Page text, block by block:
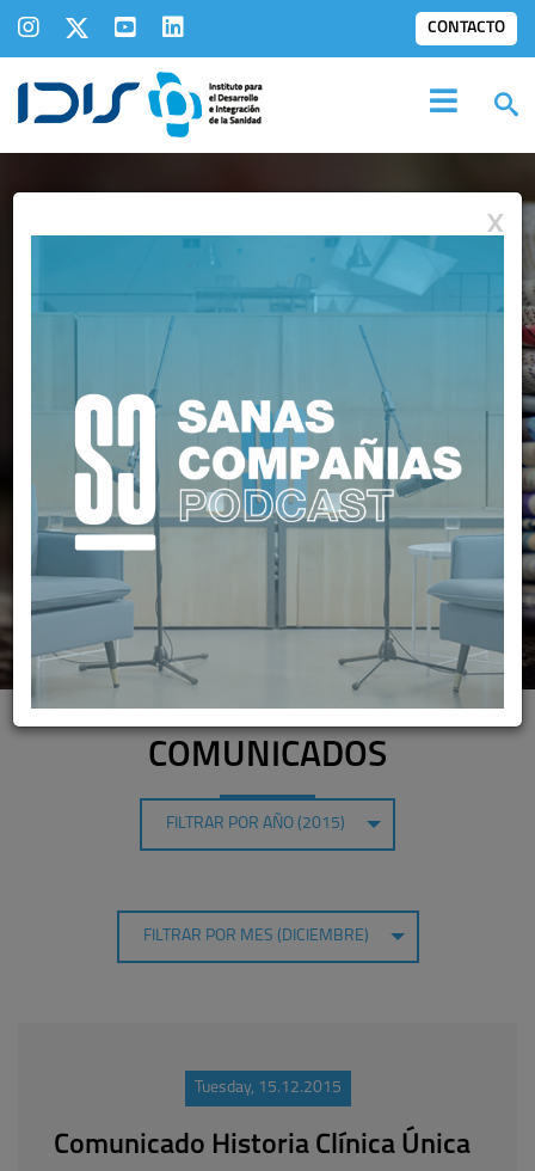
CONTACTO
SALA DEPRENSA
COMUNICADOS
FILTRAR POR AÑO (2015)
FILTRAR POR MES (DICIEMBRE)
Tuesday, 15.12.2015
Comunicado Historia Clínica Única
X